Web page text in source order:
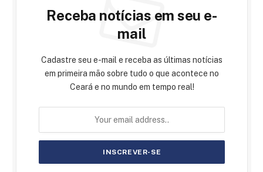
Receba notícias em seu e-
mail
Cadastre seu e-mail e receba as últimas notícias
em primeira mão sobre tudo o que acontece no
Ceará e no mundo em tempo real!